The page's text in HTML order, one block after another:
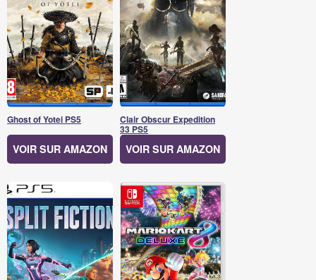
Ghost of Yotei PS5
VOIR SUR AMAZON
Clair Obscur Expedition
33 PS5
VOIR SUR AMAZON